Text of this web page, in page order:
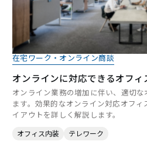
在宅ワーク・オンライン商談
オンラインに対応できるオフィ
オンライン業務の増加に伴い、適切
ます。効果的なオンライン対応オフ
イアウトを詳しく解説します。
オフィス内装 テレワーク